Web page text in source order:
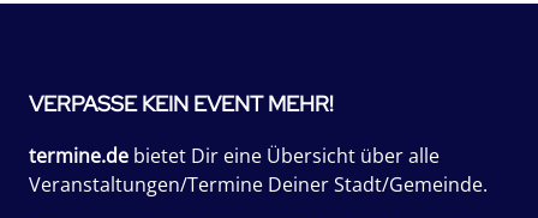
VERPASSE KEIN EVENT MEHR!
termine.de bietet Dir eine Übersicht über alle
Veranstaltungen/Termine Deiner Stadt/Gemeinde.